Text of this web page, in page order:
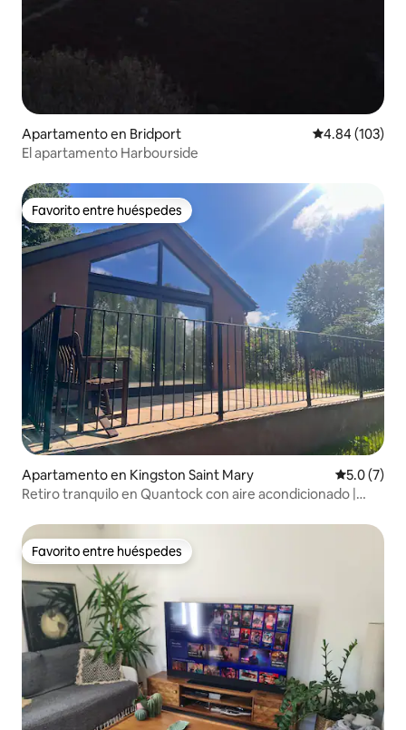
Apartamento en Bridport Calificación
4.84 (103)
El apartamento Harbourside
Favorito entre huéspedes
Favorito entre huéspedes
Apartamento en Kingston Saint Mary
5.0 (7)
Retiro tranquilo en Quantock con aire acondicionado |
Favorito entre huéspedes
Favorito entre huéspedes